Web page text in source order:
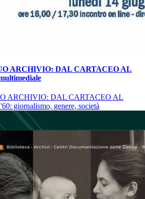
ARCHIVIO: DAL CARTACEO AL
ARCHIVIO: DAL CARTACEO AL
giornalismo, genere, società